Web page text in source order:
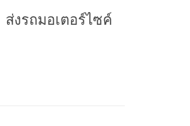
ส่งรถมอเตอร์ไซค์